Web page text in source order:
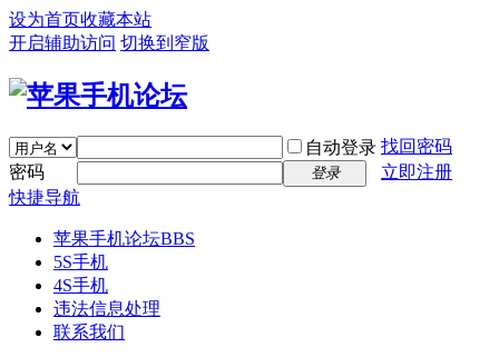
设为首页收藏本站
开启辅助访问 切换到窄版
自动登录 找回密码
密码
登录
立即注册
快捷导航
苹果手机论坛BBS
5S手机
4S手机
违法信息处理
联系我们